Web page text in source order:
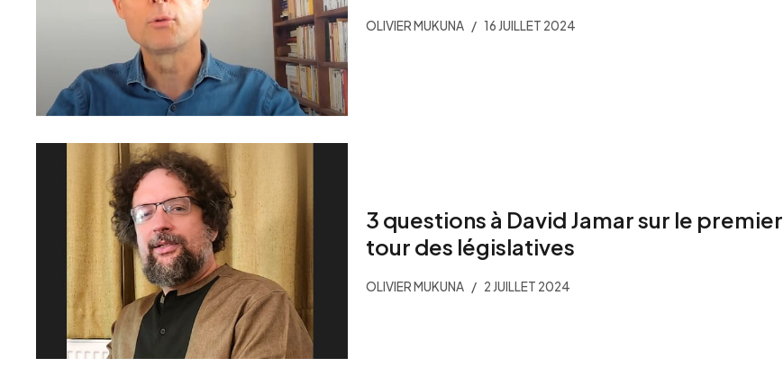
OLIVIER MUKUNA 16 JUILLET 2024
3 questions à David Jamar sur le premier
tour des législatives
OLIVIER MUKUNA 2 JUILLET 2024